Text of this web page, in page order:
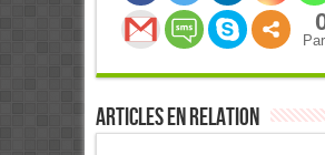
Articles en relation